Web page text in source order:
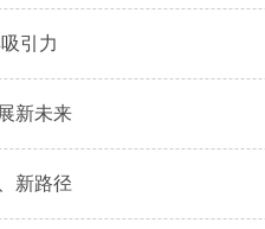
引力
新未来
新路径